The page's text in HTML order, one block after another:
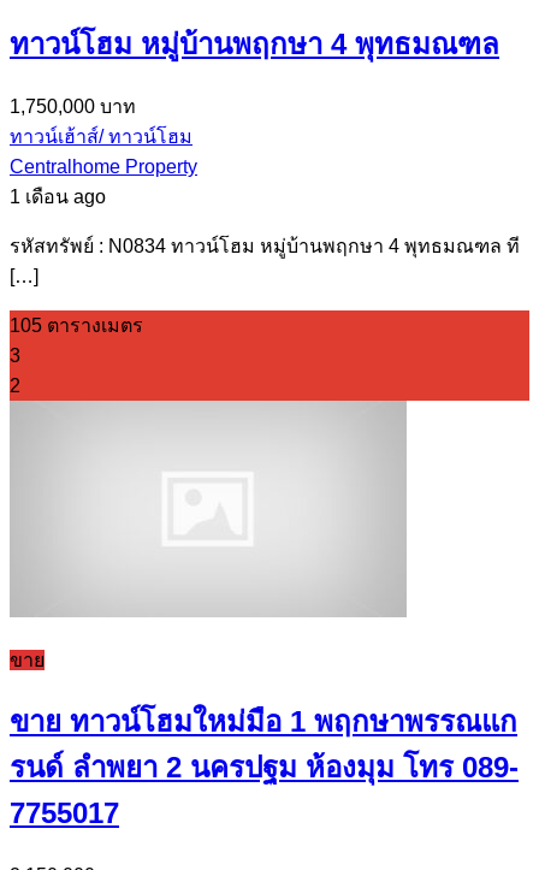
ทาวน์โฮม หมู่บ้านพฤกษา 4 พุทธมณฑล
1,750,000 บาท
ทาวน์เฮ้าส์/ ทาวน์โฮม
Centralhome Property
1 เดือน ago
รหัสทรัพย์ : N0834 ทาวน์โฮม หมู่บ้านพฤกษา 4 พุทธมณฑล ที
[…]
105 ตารางเมตร
3
2
ขาย
ขาย ทาวน์โฮมใหม่มือ 1 พฤกษาพรรณแก
รนด์ ลำพยา 2 นครปฐม ห้องมุม โทร 089-
7755017